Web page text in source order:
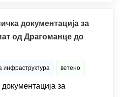
документација за
од Драгоманце до
инфраструктура ветено
за